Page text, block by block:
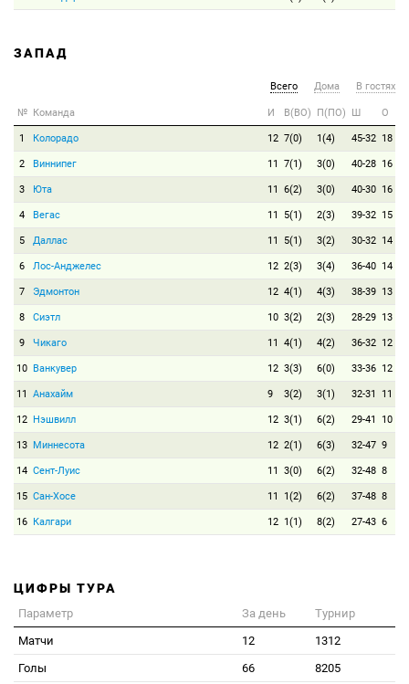
ЗАПАД
Всего Дома В гостях
№ Команда И В(ВО) П(ПО) Ш О
1 Колорадо 12 7(0) 1(4) 45-32 18
2 Виннипег 11 7(1) 3(0) 40-28 16
3 Юта 11 6(2) 3(0) 40-30 16
4 Вегас 11 5(1) 2(3) 39-32 15
5 Даллас 11 5(1) 3(2) 30-32 14
6 Лос-Анджелес 12 2(3) 3(4) 36-40 14
7 Эдмонтон 12 4(1) 4(3) 38-39 13
8 Сиэтл 10 3(2) 2(3) 28-29 13
9 Чикаго 11 4(1) 4(2) 36-32 12
10 Ванкувер 12 3(3) 6(0) 33-36 12
11 Анахайм 9 3(2) 3(1) 32-31 11
12 Нэшвилл 12 3(1) 6(2) 29-41 10
13 Миннесота 12 2(1) 6(3) 32-47 9
14 Сент-Луис 11 3(0) 6(2) 32-48 8
15 Сан-Хосе 11 1(2) 6(2) 37-48 8
16 Калгари 12 1(1) 8(2) 27-43 6
ЦИФРЫ ТУРА
Параметр За день
Турнир
Матчи
12
1312
Голы
66
8205